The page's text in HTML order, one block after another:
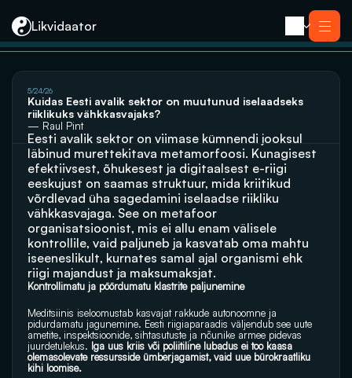
Likvidaator
Services
Liquidation with Sale
Liquidation
Reorganization
Bankruptcy
Closing an E-resident’s Company
Services
Liquidation with Sale
Liquidation
Reorganization
Bankruptcy
Closing an E-resident’s Company
Contact
5/24/26
Kuidas Eesti avalik sektor on muutunud iselaadseks
riiklikuks vähkkasvajaks?
— Raul Pint
Eesti avalik sektor on viimase kümnendi jooksul
läbinud murettekitava metamorfoosi. Kunagisest
efektiivsest, õhukesest ja digitaalsest e-riigi
eeskujust on saamas struktuur, mida kriitikud
võrdlevad üha sagedamini iselaadse riikliku
vähkkasvajaga. See on metafoor
organisatsioonist, mis ei allu enam välisele
kontrollile, vaid paljuneb ja kasvatab oma mahtu
iseeneslikult, kurnates samal ajal organismi ehk
riigi majandust ja maksumaksjat.
Kontrollimatu ja pöördumatu klastrite paljunemine
Meditsiinis iseloomustab kasvajat rakkude autonoomne ja
pidurdamatu jagunemine. Eesti riigiaparaadis väljendub see uute
ametite, inspektsioonide, sihtasutuste ja nõunike armee pidevas
juurdetulekus. Iga uus kriis või poliitiline lubadus ei too kaasa
olemasolevate ressursside ümberjagamist, vaid uue bürokraatliku
kihi loomise.